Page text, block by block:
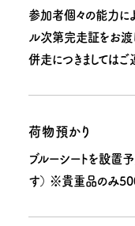
参加者個々の能力に
ル次第完走証をお渡
併走につきましてはご
荷物預かり
ブルーシートを設置
す） ※貴重品のみ500